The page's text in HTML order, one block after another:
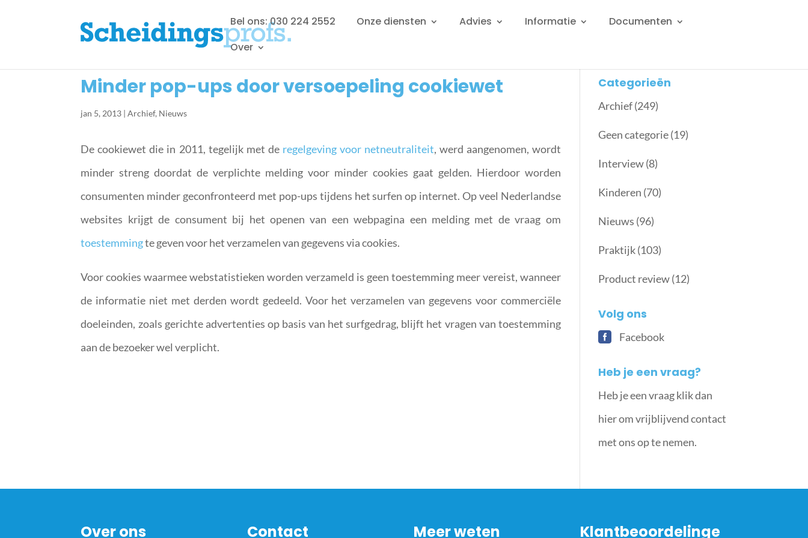
Bel ons: 030 224 2552 Onze diensten Advies Informatie
Documenten
Over
Minder pop-ups door versoepeling cookiewet
jan 5, 2013 |Archief, Nieuws
De cookiewet die in 2011, tegelijk met de regelgeving voor netneutraliteit, werd aangenomen, wordt
minder streng doordat de verplichte melding voor minder cookies gaat gelden. Hierdoor worden
consumenten minder geconfronteerd met pop-ups tijdens het surfen op internet. Op veel Nederlandse
websites krijgt de consument bij het openen van een webpagina een melding met de vraag om
toestemmingte geven voor het verzamelen van gegevens via cookies.
Voor cookies waarmee webstatistieken worden verzameld is geen toestemming meer vereist, wanneer
de informatie niet met derden wordt gedeeld. Voor het verzamelen van gegevens voor commerciële
doeleinden, zoals gerichte advertenties op basis van het surfgedrag, blijft het vragen van toestemming
aan de bezoeker wel verplicht.
Categorieën
Archief(249)
Geen categorie(19)
Interview(8)
Kinderen (70)
Nieuws (96)
Praktijk(103)
Product review(12)
Volg ons
Facebook
Heb je een vraag?
Heb je een vraag klik dan
hier om vrijblijvend contact
met ons op te nemen.
Over ons Contact Meer weten Klantbeoordelinge